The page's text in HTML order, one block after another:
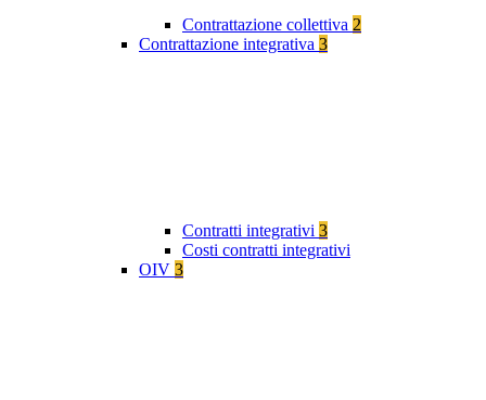
Contrattazione collettiva 2
Contrattazione integrativa 3
Contratti integrativi 3
Costi contratti integrativi
OIV 3